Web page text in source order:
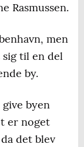
Rasmussen.
men
til en del
by.
give byen
er noget
det blev